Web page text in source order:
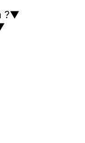
?▼